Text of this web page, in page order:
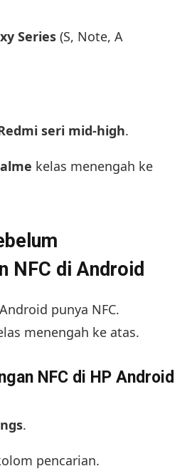
Series (S, Note, A
seri mid-high.
kelas menengah ke
NFC di Android
punya NFC.
menengah ke atas.
NFC di HP Android
.
pencarian.